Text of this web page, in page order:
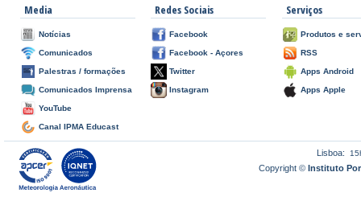
Media
Notícias
Comunicados
Palestras / formações
Comunicados Imprensa
YouTube
Canal IPMA Educast
Redes Sociais
Facebook
Facebook - Açores
Twitter
Instagram
Serviços
Produtos e
RSS
Apps Android
Apps Apple
Lisboa:
Copyright ©Instituto